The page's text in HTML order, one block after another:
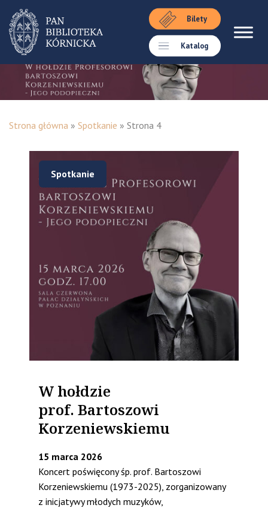
Bilety
Katalog
Strona główna » Spotkanie » Strona 4
Spotkanie
W hołdzie
prof. Bartoszowi
Korzeniewskiemu
15 marca 2026
Koncert poświęcony śp. prof. Bartoszowi
Korzeniewskiemu (1973-2025), zorganizowany
z inicjatywy młodych muzyków,